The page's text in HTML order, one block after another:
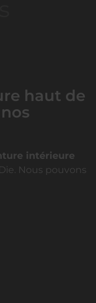
haut de
intérieure
Nous pouvons